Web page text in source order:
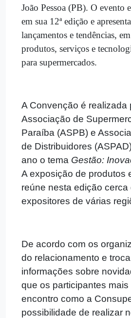
João Pessoa (PB). O evento
em sua 12ª edição e apresenta
lançamentos e tendências, em
produtos, serviços e
para supermercados.
A Convenção é realizada
Associação de
Paraíba (ASPB) e
de Distribuidores
ano o tema Gestão:
A exposição de produtos
reúne nesta edição cerca
expositores de várias
De acordo com os
do relacionamento e
informações sobre
que os participantes
encontro como a
possibilidade de realizar